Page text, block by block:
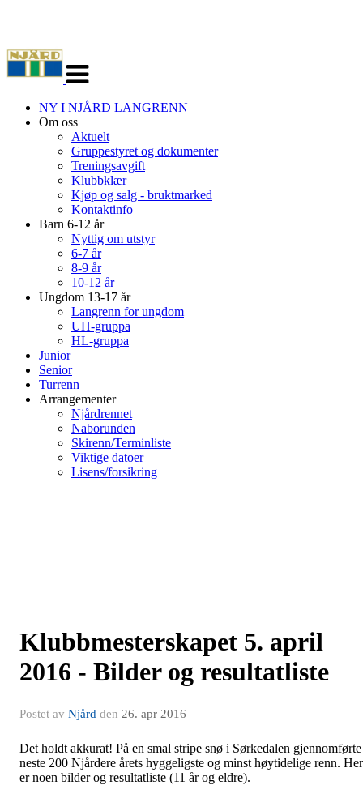
navigasjon
NY I NJÅRD LANGRENN
Om oss
Aktuelt
Gruppestyret og dokumenter
Treningsavgift
Klubbklær
Kjøp og salg - bruktmarked
Kontaktinfo
Barn 6-12 år
Nyttig om utstyr
6-7 år
8-9 år
10-12 år
Ungdom 13-17 år
Langrenn for ungdom
UH-gruppa
HL-gruppa
Junior
Senior
Turrenn
Arrangementer
Njårdrennet
Naborunden
Skirenn/Terminliste
Viktige datoer
Lisens/forsikring
​Klubbmesterskapet 5. april
2016 - Bilder og resultatliste
Postet av Njård den 26. apr 2016
Det holdt akkurat! På en smal stripe snø i Sørkedalen gjennomførte
neste 200 Njårdere årets hyggeligste og minst høytidelige renn. Her
er noen bilder og resultatliste (11 år og eldre).